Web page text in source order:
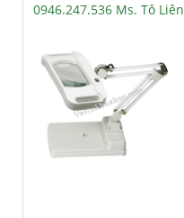
0946.247.536 Ms. Tô Liên